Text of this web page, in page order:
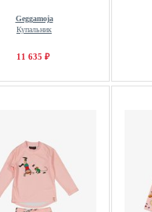
Geggamoja
Купальник
11 635 ₽